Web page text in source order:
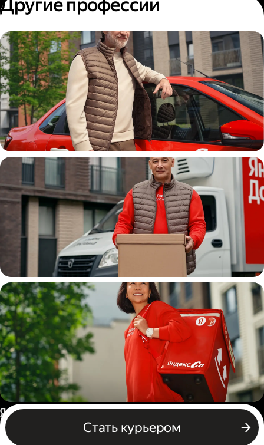
Другие профессии
Автокурьер
Водитель
грузовой машины
Пеший курьер
Стать курьером
Россия